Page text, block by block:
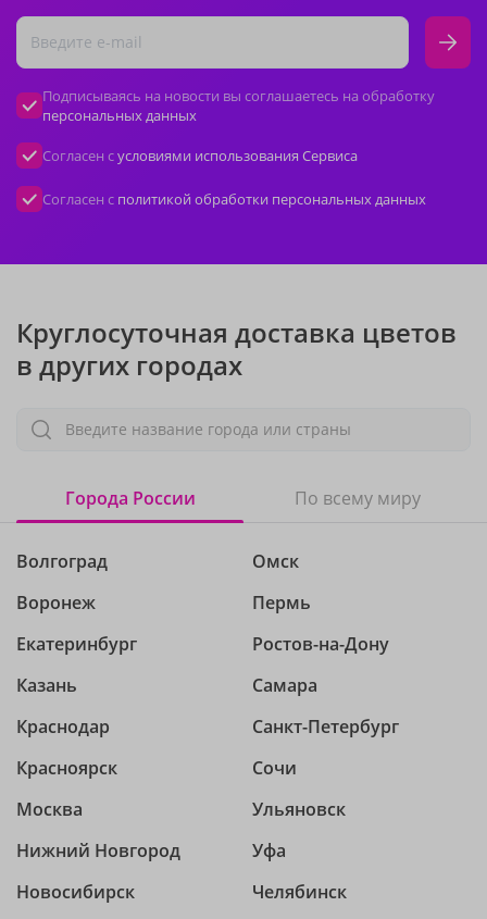
Подписываясь на новости вы соглашаетесь на обработку
персональных данных
Согласен сусловиями использования Сервиса
Согласен с политикой обработки персональных данных
Круглосуточная доставка цветов
в других городах
Введите название города или страны
Города России По всему миру
Волгоград
Воронеж
Екатеринбург
Казань
Краснодар
Красноярск
Москва
Нижний Новгород
Новосибирск
Омск
Пермь
Ростов-на-Дону
Самара
Санкт-Петербург
Сочи
Ульяновск
Уфа
Челябинск